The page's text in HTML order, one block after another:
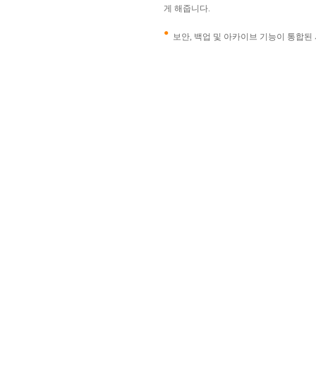
게 해줍니다.
보안, 백업 및 아카이브 기능이 통합